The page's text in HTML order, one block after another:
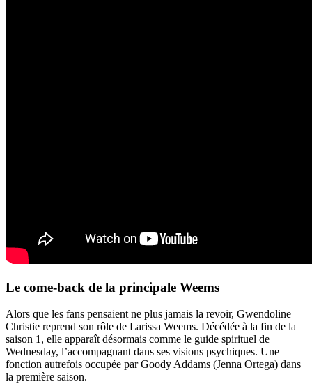
Le come-back de la principale Weems
Alors que les fans pensaient ne plus jamais la revoir, Gwendoline
Christie reprend son rôle de Larissa Weems. Décédée à la fin de la
saison 1, elle apparaît désormais comme le guide spirituel de
Wednesday, l’accompagnant dans ses visions psychiques. Une
fonction autrefois occupée par Goody Addams (Jenna Ortega) dans
la première saison.